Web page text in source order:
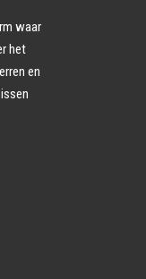
waar
het
en